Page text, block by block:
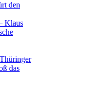
den
Klaus
das